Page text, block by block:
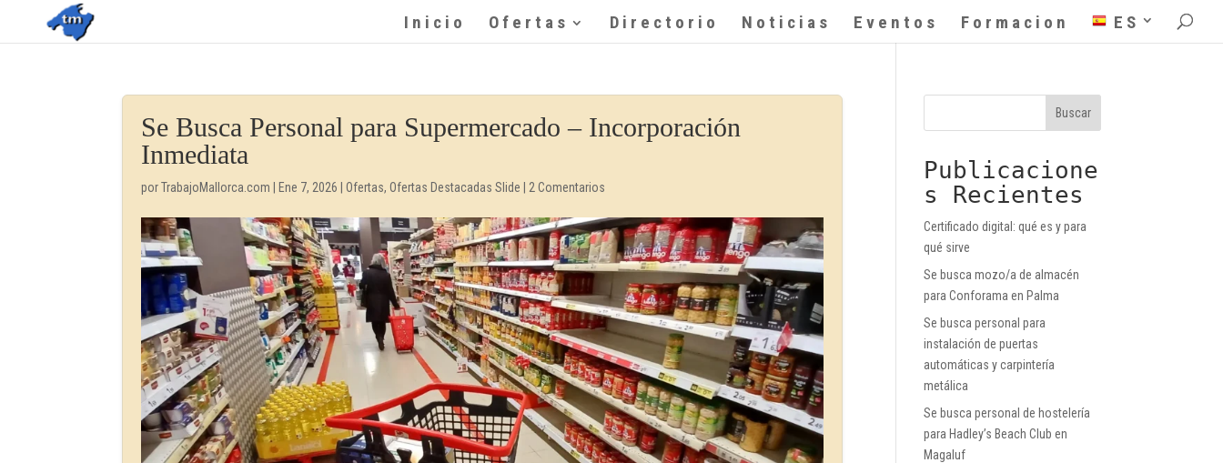
Inicio Ofertas Directorio Noticias Eventos Formacion ES
Se Busca Personal para Supermercado – Incorporación
Inmediata
porTrabajoMallorca.com Ene 7, 2026 |Ofertas,Ofertas Destacadas Slide 2 Comentarios
Buscar
Publicacione
s Recientes
Certificado digital: qué es y para
qué sirve
Se busca mozo/a de almacén
para Conforama en Palma
Se busca personal para
instalación de puertas
automáticas y carpintería
metálica
Se busca personal de hostelería
para Hadley’s Beach Club en
Magaluf